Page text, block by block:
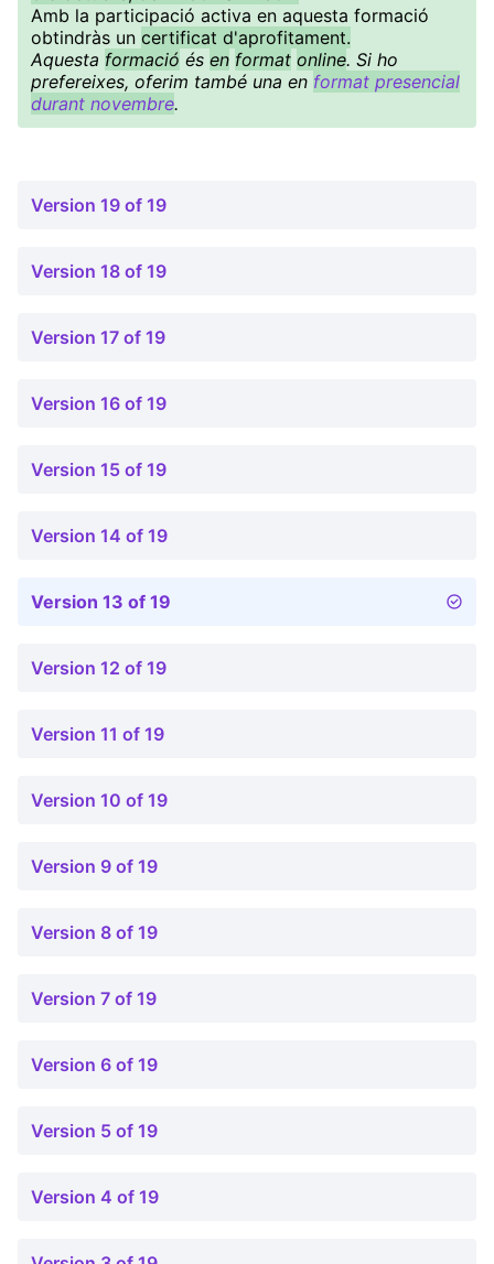
Amb la participació activa en aquesta formació
obtindràs un certificat d'aprofitament.
Aquesta formació és en format online. Si ho
prefereixes, oferim també una en format presencial
durant novembre.
Version 19 of 19
Version 18 of 19
Version 17 of 19
Version 16 of 19
Version 15 of 19
Version 14 of 19
Version 13 of 19
Version 12 of 19
Version 11 of 19
Version 10 of 19
Version 9 of 19
Version 8 of 19
Version 7 of 19
Version 6 of 19
Version 5 of 19
Version 4 of 19